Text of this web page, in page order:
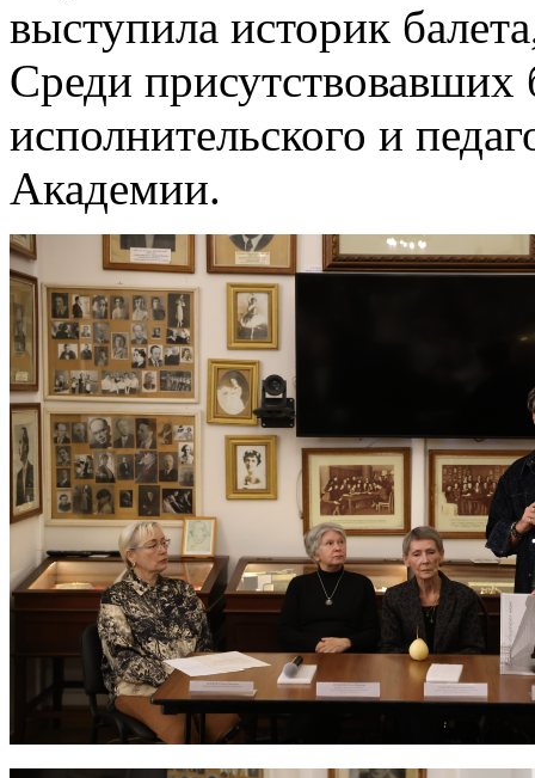
выступила историк
Среди присутствовавших
исполнительского и
Академии.